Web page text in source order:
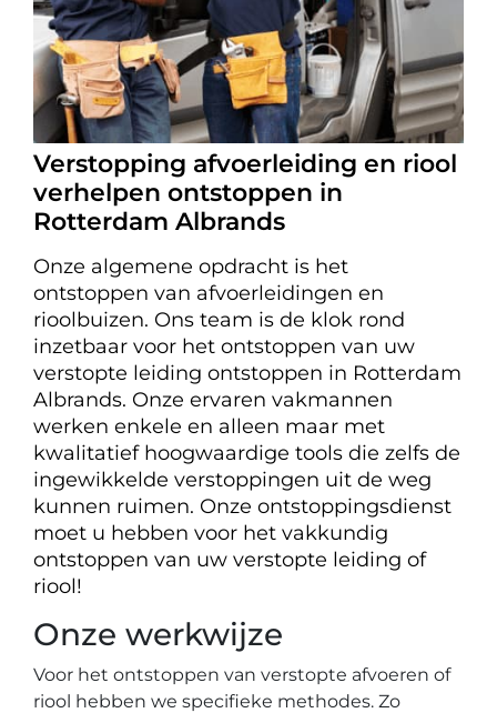
Verstopping afvoerleiding en riool
verhelpen ontstoppen in
Rotterdam Albrands
Onze algemene opdracht is het
ontstoppen van afvoerleidingen en
rioolbuizen. Ons team is de klok rond
inzetbaar voor het ontstoppen van uw
verstopte leiding ontstoppen in Rotterdam
Albrands. Onze ervaren vakmannen
werken enkele en alleen maar met
kwalitatief hoogwaardige tools die zelfs de
ingewikkelde verstoppingen uit de weg
kunnen ruimen. Onze ontstoppingsdienst
moet u hebben voor het vakkundig
ontstoppen van uw verstopte leiding of
riool!
Onze werkwijze
Voor het ontstoppen van verstopte afvoeren of
riool hebben we specifieke methodes. Zo